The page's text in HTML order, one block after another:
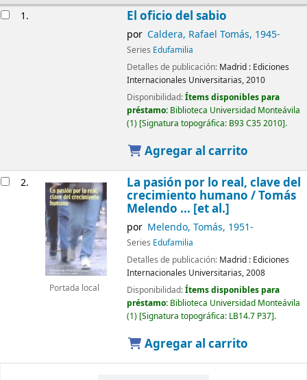
1. El oficio del sabio
por Caldera, Rafael Tomás, 1945-
Series Edufamilia
Detalles de publicación: Madrid : Ediciones
Internacionales Universitarias,2010
Disponibilidad:Ítems disponibles para
préstamo: Biblioteca Universidad Monteávila
(1) Signatura topográfica: B93 C35 2010 .
Agregar al carrito
2.
Portada local
La pasión por lo real, clave del
crecimiento humano /Tomás
Melendo ... [et al.]
por Melendo, Tomás, 1951-
Series Edufamilia
Detalles de publicación: Madrid : Ediciones
Internacionales Universitarias,2008
Disponibilidad:Ítems disponibles para
préstamo: Biblioteca Universidad Monteávila
(1) Signatura topográfica: LB14.7 P37 .
Agregar al carrito